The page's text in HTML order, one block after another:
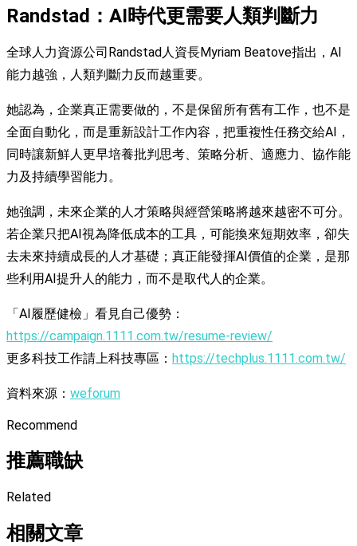
Randstad：AI時代更需要人類判斷力
全球人力資源公司Randstad人資長Myriam Beatove指出，AI
能力越強，人類判斷力反而越重要。
她認為，企業真正需要做的，不是保留所有舊有工作，也不是
全面自動化，而是重新設計工作內容，把重複性任務交給AI，
同時讓新鮮人更早培養批判思考、策略分析、適應力、協作能
力及持續學習能力。
她強調，未來企業的人才策略與經營策略將越來越密不可分。
若企業只把AI視為降低成本的工具，可能換來短期效率，卻失
去未來持續成長的人才基礎；真正能發揮AI價值的企業，是那
些利用AI提升人的能力，而不是取代人的企業。
「AI履歷健檢」看見自己優勢：
https://campaign.1111.com.tw/resume-review/
更多科技工作請上科技專區： https://techplus.1111.com.tw/
資料來源： weforum
Recommend
推薦職缺
Related
相關文章